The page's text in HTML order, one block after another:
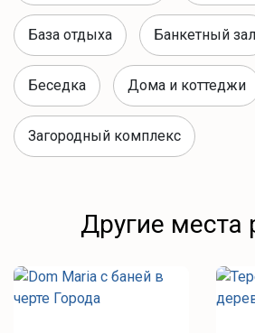
База отдыха Банкетный зал
Беседка Дома и коттеджи
Загородный комплекс
Другие места